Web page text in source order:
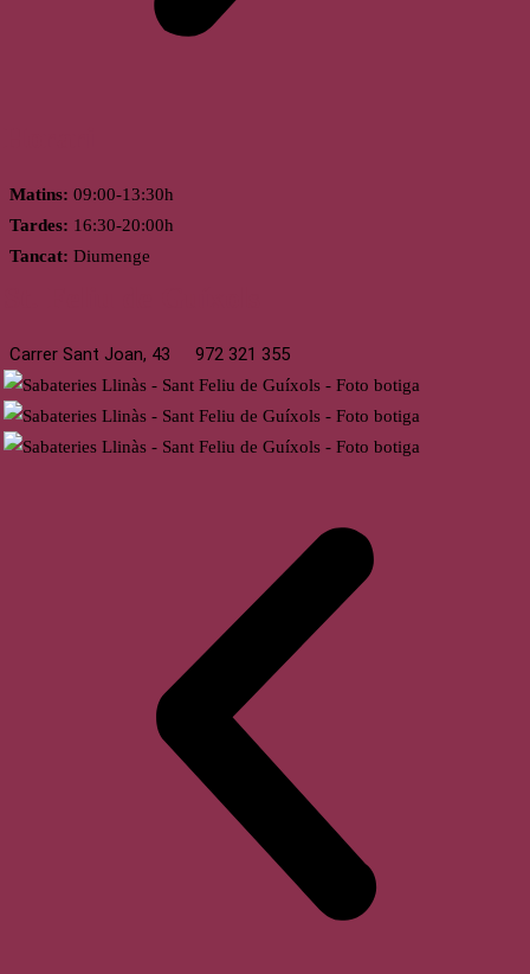
Matins: 09:00-13:30h
Tardes: 16:30-20:00h
Tancat: Diumenge
Carrer Sant Joan, 43 972 321 355